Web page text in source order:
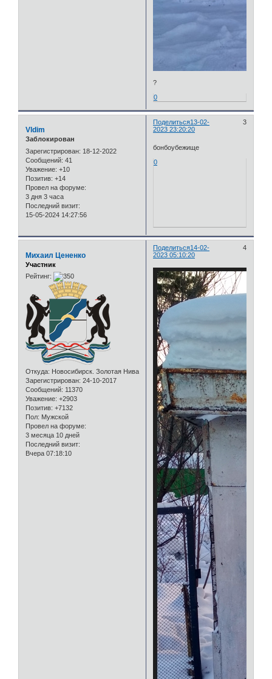
?
0
Поделиться 3
13-02-
2023 23:20:20
Vldim
Заблокирован
Зарегистрирован: 18-12-2022
Сообщений: 41
Уважение: +10
Позитив: +14
Провел на форуме:
3 дня 3 часа
Последний визит:
15-05-2024 14:27:56
бонбоубежище
0
Поделиться 4
14-02-
2023 05:10:20
Михаил Цененко
Участник
Рейтинг:
Откуда: Новосибирск. Золотая Нива
Зарегистрирован: 24-10-2017
Сообщений: 11370
Уважение: +2903
Позитив: +7132
Пол: Мужской
Провел на форуме:
3 месяца 10 дней
Последний визит:
Вчера 07:18:10